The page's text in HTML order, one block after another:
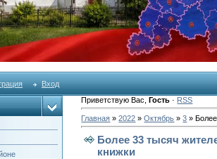
Вход
Приветствую Вас ,Гость · RSS
Главная »2022 » Октябрь » 3 »
Более 33 тысяч
книжки